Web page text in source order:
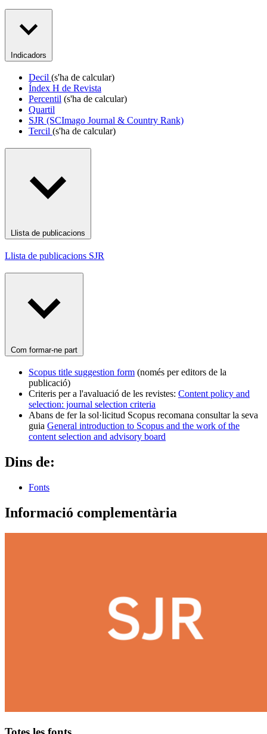
Indicadors
Decil (s'ha de calcular)
Índex H de Revista
Percentil (s'ha de calcular)
Quartil
SJR (SCImago Journal & Country Rank)
Tercil (s'ha de calcular)
Llista de publicacions
Llista de publicacions SJR
Com formar-ne part
Scopus title suggestion form (només per editors de la
publicació)
Criteris per a l'avaluació de les revistes: Content policy and
selection: journal selection criteria
Abans de fer la sol·licitud Scopus recomana consultar la seva
guia General introduction to Scopus and the work of the
content selection and advisory board
Dins de:
Fonts
Informació complementària